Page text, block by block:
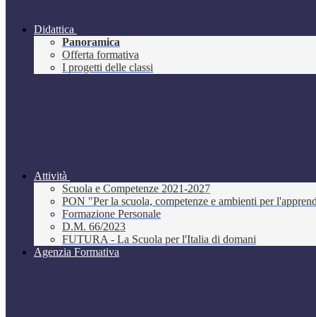
Didattica
Panoramica
Offerta formativa
I progetti delle classi
Attività
Scuola e Competenze 2021-2027
PON "Per la scuola, competenze e ambienti per
Formazione Personale
D.M. 66/2023
FUTURA - La Scuola per l'Italia di domani
Agenzia Formativa